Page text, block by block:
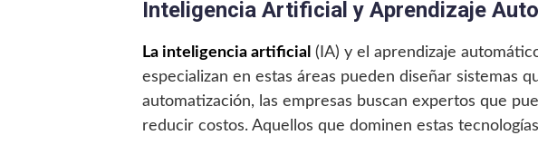
Inteligencia Artificial y Aprendizaje
La inteligencia artificial (IA) y el aprendizaje
especializan en estas áreas pueden diseñar sistemas
automatización, las empresas buscan expertos que
reducir costos. Aquellos que dominen estas